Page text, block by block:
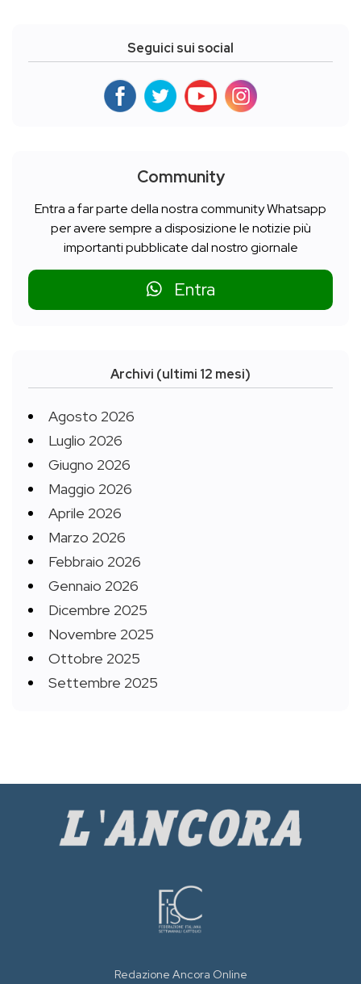
Seguici sui social
Community
Entra a far parte della nostra community Whatsapp
per avere sempre a disposizione le notizie più
importanti pubblicate dal nostro giornale
Entra
Archivi (ultimi 12 mesi)
Agosto 2026
Luglio 2026
Giugno 2026
Maggio 2026
Aprile 2026
Marzo 2026
Febbraio 2026
Gennaio 2026
Dicembre 2025
Novembre 2025
Ottobre 2025
Settembre 2025
Redazione Ancora Online